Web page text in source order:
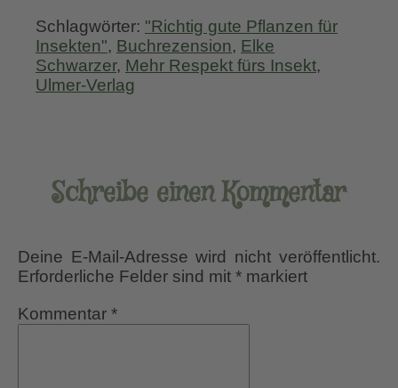
Schlagwörter: "Richtig gute Pflanzen für
Insekten", Buchrezension, Elke
Schwarzer, Mehr Respekt fürs Insekt,
Ulmer-Verlag
Schreibe einen Kommentar
Deine E-Mail-Adresse wird nicht veröffentlicht.
Erforderliche Felder sind mit * markiert
Kommentar *